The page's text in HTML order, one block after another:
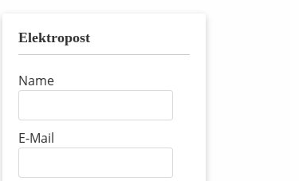
Elektropost
Name
E-Mail